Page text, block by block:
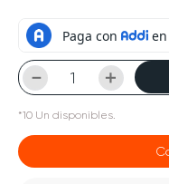
＋
－
*10 Un disponibles.